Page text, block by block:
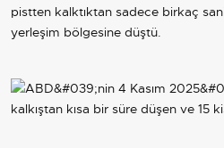
pistten kalktıktan sadece birkaç
yerleşim bölgesine düştü.